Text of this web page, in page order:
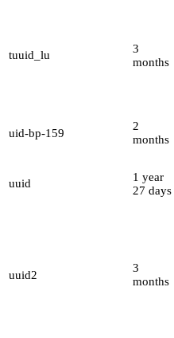
tuuid_lu
3
months
uid-bp-159
2
months
uuid
1 year
27 days
uuid2
3
months